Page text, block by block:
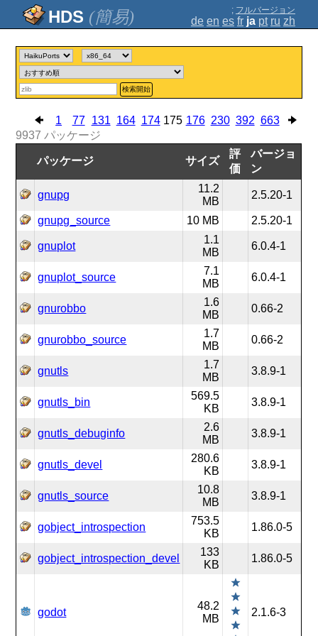
(簡易) ; フルバージョン
de en es fr ja pt ru zh
検索開始
1 77 131 164 174 175 176 230 392 663
9937 パッケージ
パッケージ サイズ
評
価
バージョ
ン
gnupg
11.2
MB
2.5.20-1
gnupg_source 10 MB 2.5.20-1
gnuplot
1.1
MB
6.0.4-1
gnuplot_source
7.1
MB
6.0.4-1
gnurobbo
1.6
MB
0.66-2
gnurobbo_source
1.7
MB
0.66-2
gnutls
1.7
MB
3.8.9-1
gnutls_bin
569.5
KB
3.8.9-1
gnutls_debuginfo
2.6
MB
3.8.9-1
gnutls_devel
280.6
KB
3.8.9-1
gnutls_source
10.8
MB
3.8.9-1
gobject_introspection
753.5
KB
1.86.0-5
gobject_introspection_devel
133
KB
1.86.0-5
godot
48.2
MB
2.1.6-3